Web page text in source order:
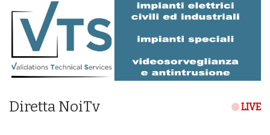
Diretta NoiTv LIVE